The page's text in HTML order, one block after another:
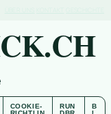
COOKIE-
RUN
B